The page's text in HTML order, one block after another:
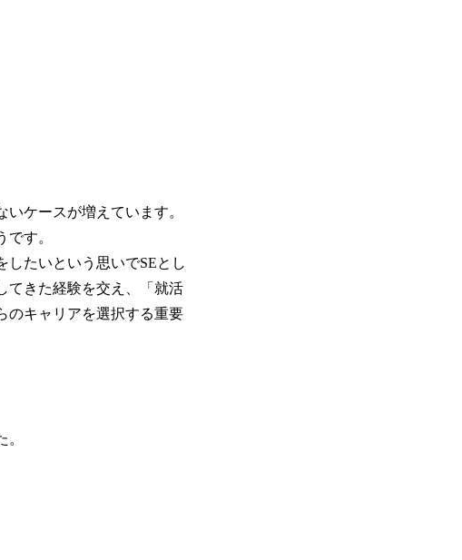
ケースが増えています。
す。
したいという思いでSEとし
てきた経験を交え、「就活
のキャリアを選択する重要